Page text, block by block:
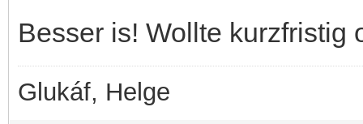
Besser is! Wollte kurzfristig
Glukáf, Helge